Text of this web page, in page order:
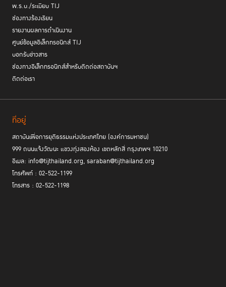
พ.ร.บ./ระเบียบ TIJ
ช่องทางร้องเรียน
รายงานผลการดำเนินงาน
ศูนย์ข้อมูลอิเล็กทรอนิกส์ TIJ
บอกรับข่าวสาร
ช่องทางอิเล็กทรอนิกส์สำหรับติดต่อสถาบันฯ
ติดต่อเรา
ที่อยู่
สถาบันเพื่อการยุติธรรมแห่งประเทศไทย (องค์การมหาชน)
999 ถนนแจ้งวัฒนะ แขวงทุ่งสองห้อง เขตหลักสี่ กรุงเทพฯ 10210
อีเมล: info@tijthailand.org, saraban@tijthailand.org
โทรศัพท์ : 02-522-1199
โทรสาร : 02-522-1198